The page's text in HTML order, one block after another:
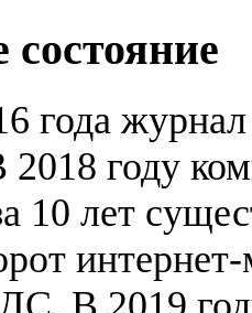
года
году
10 лет